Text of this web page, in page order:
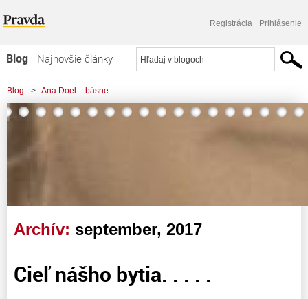
Registrácia Prihlásenie
Blog
Najnovšie články
Najčítanejšie články
Najkomentovanejšie články
Komerčné blogy
Blog > Ana Doel – básne
Archív: september, 2017
Cieľ nášho bytia. . . . .